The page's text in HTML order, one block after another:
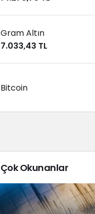
Gram Altın
7.033,43 TL
Bitcoin
Çok Okunanlar